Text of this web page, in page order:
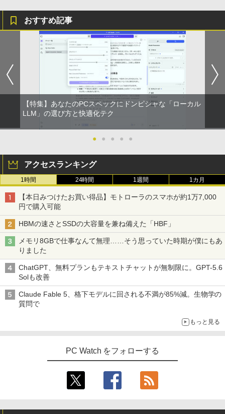
中古パソコン 一体型 NEC LAVIE Home
All-in-one PC-HA570RAW-2 Windows1
1 第10世代 Core i5 メモリ16GB 1TB SS
D256GB 23.8インチ Office付き DVD We
bカメラ 無線LAN Bluetooth 3ヶ月保証
wd2662 中古
￥59,800
★2026新登場！office2024＼2年保証／
型 PC パソコン 最新 Windows11 Office
付き 第13世代 インテル Core i3-4130~i7
M.2NVMe SSD 256GB~1TB 初期設定済
5
【★最大100%ポイント】【Win11正式対
ore i7/メモリ:8GB/16GB/32GB/SSD:25
6GB/512GB/1TB/USB 3.2/DP/HDMI/Wi-f
fice/中古 デスクトップ デスクトップPC
3
ーミングモニター HDMI 24インチ 1920*
1080 FHD パソコン モニター ディスプレ
イ 非光沢 VA 4000:1 角度調整 VESA Fre
esync ps4/ps5/xbox スピーカー内蔵 kk
￥11,999
【新品】モニター 21.5インチモニター デ
ィスプレイ PCモニター ASUS 液晶ディ
答速度1ms リフレッシュレート100Hz IP
Sパネル 液晶モニター 5年保証付き 動画
5
ゲーミングモニター 24.5インチ FHD 24
0Hz 1ms Fast IPSパネル HDMI2.0×1 DP
1.4×1 Adaptive Sync対応 フリッカーフ
スプレイ MAXZEN MGM25IC04-F240
タッチペンで音が聞ける！はじめてずか
ん1000 英語つき [ 小学館 ]
￥5,478
決定版 強いチームをつくる！ リーダ
ーの心得 [ 伊庭 正康 ]
￥1,760
￥14,990
【2026年アップグレード版】AOKIMI ワイヤ
レスイヤホン bluetooth イヤホン V12 小型
軽量 ブルートゥースHi-Fi 最大36時間再生 ぶ
るーとゅーす コードレス ENCノイズキャン
セリング 自動ペアリング Type-C充電 マイク
付き 防水 タッチ式音量調整 スポーツ/通勤/通
学/WEB会議(ホワイト)
￥1,964
レスイヤホン Bluetooth 5.4 ノイズキャンセ
リング ANC 36時間再生
￥2,980
On My Road (Stadium ver.)
￥250
BUGS LIFE
￥250
by Amazon 炭酸水 ラベルレス 500ml ×24本
強炭酸水 ペットボトル 500ミリリットル (Sm
art Basic)
￥1,625
コカ・コーラ やかんの麦茶 from 爽健美茶 ラ
ベルレス 650mlPET×24本
￥594
HUNTER×HUNTER モノクロ版 39 (ジャンプ
コミックスDIGITAL)
￥572
スーパーの裏でヤニ吸うふたり 9巻 (デジタル
￥810
おすすめ記事
【特集】あなたのPCスペックにドンピシャな「ローカル
LLM」の選び方と快適化テク
● ● ● ● ●
アクセスランキング
1時間 24時間 1週間 1カ月
【本日みつけたお買い得品】モトローラのスマホが約1万7,000
円で購入可能
HBMの速さとSSDの大容量を兼ね備えた「HBF」
メモリ8GBで仕事なんて無理……そう思っていた時期が僕にもあ
りました
ChatGPT、無料プランもテキストチャットが無制限に。GPT-5.6
Solも改善
Claude Fable 5、格下モデルに回される不満が85%減。生物学の
質問で
もっと見る
PC Watch をフォローする